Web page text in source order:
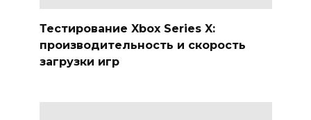
Тестирование Xbox Series X:
производительность и скорость
загрузки игр